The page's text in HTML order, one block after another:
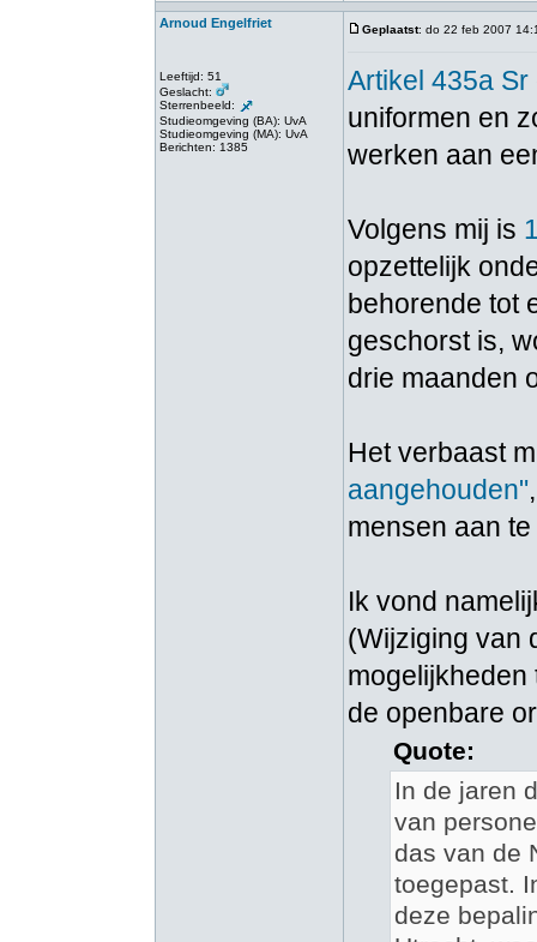
Arnoud Engelfriet
Leeftijd: 51
Geslacht:
Sterrenbeeld:
Studieomgeving (BA): UvA
Studieomgeving (MA): UvA
Berichten: 1385
Geplaatst: do 22 feb 2007
Artikel 435a Sr
uniformen en
werken aan
Volgens mij is
opzettelijk
behorende tot
geschorst is,
drie maanden
Het verbaast
aangehouden"
mensen aan
Ik vond
(Wijziging van
de openbare
Quote:
In de jaren
van
das van de
toegepast.
deze